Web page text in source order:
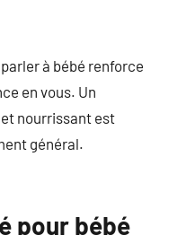
à bébé renforce
en vous. Un
nourrissant est
général.
pour bébé